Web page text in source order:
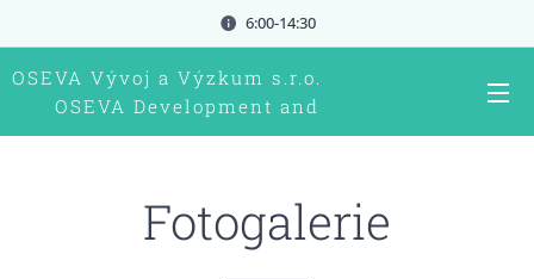
6:00-14:30
OSEVA Vývoj a Výzkum s.r.o.
OSEVA Development and
research Ltd.
Fotogalerie